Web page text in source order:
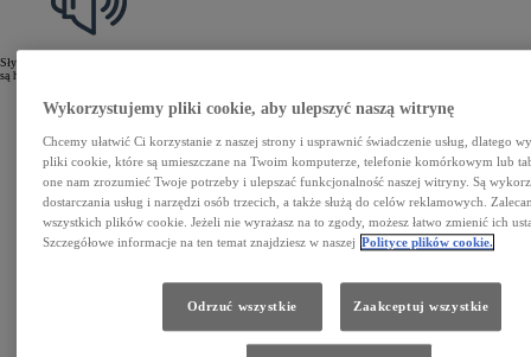
Słyszalne
są hałasy
Wykorzystujemy pliki cookie, aby ulepszyć naszą witrynę
Chcemy ułatwić Ci korzystanie z naszej strony i usprawnić świadczenie usług, dlatego
pliki cookie, które są umieszczane na Twoim komputerze, telefonie komórkowym lub
one nam zrozumieć Twoje potrzeby i ulepszać funkcjonalność naszej witryny. Są
dostarczania usług i narzędzi osób trzecich, a także służą do celów reklamowych.
wszystkich plików cookie. Jeżeli nie wyrażasz na to zgody, możesz łatwo zmienić ich
Szczegółowe informacje na ten temat znajdziesz w naszej Polityce plików cookie.
Odrzuć wszystkie Zaakceptuj wszystkie